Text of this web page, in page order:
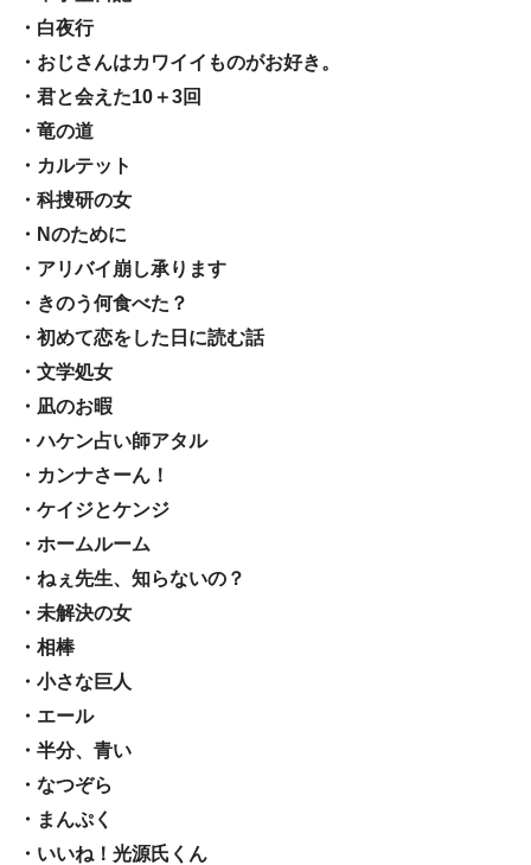
・白夜行
・おじさんはカワイイものがお好き。
・君と会えた10＋3回
・竜の道
・カルテット
・科捜研の女
・Nのために
・アリバイ崩し承ります
・きのう何食べた？
・初めて恋をした日に読む話
・文学処女
・凪のお暇
・ハケン占い師アタル
・カンナさーん！
・ケイジとケンジ
・ホームルーム
・ねぇ先生、知らないの？
・未解決の女
・相棒
・小さな巨人
・エール
・半分、青い
・なつぞら
・まんぷく
・いいね！光源氏くん